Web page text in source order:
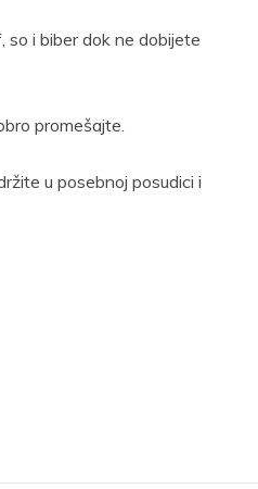
so i biber dok ne dobijete
promešajte.
u posebnoj posudici i